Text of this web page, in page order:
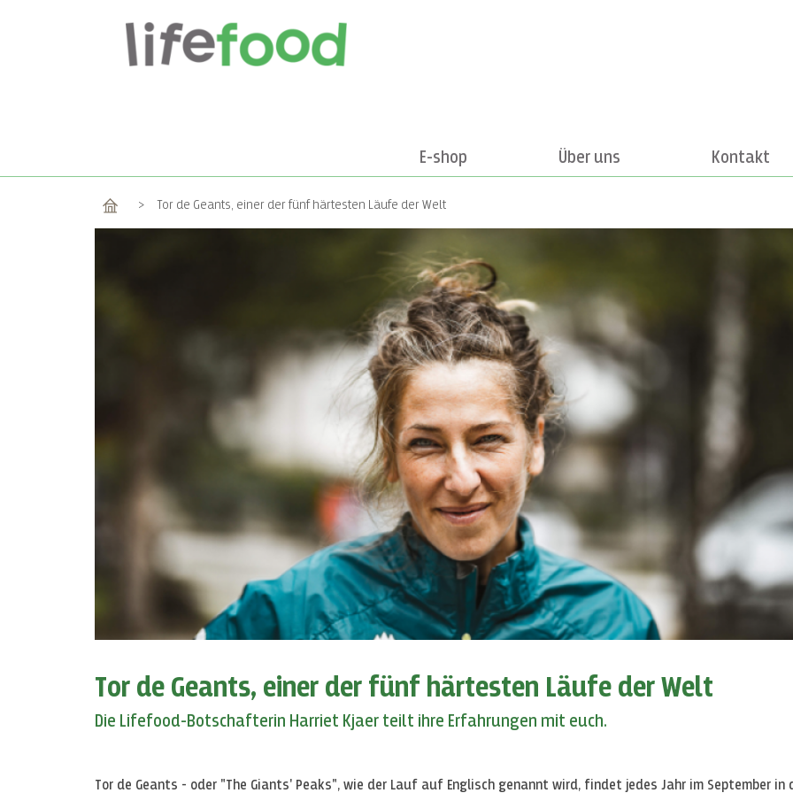
E-shop Über uns Kontakt
Home > Tor de Geants, einer der fünf härtesten Läufe der Welt
Tor de Geants, einer der fünf härtesten Läufe der Welt
Die Lifefood-Botschafterin Harriet Kjaer teilt ihre Erfahrungen mit euch.
Tor de Geants - oder "The Giants' Peaks", wie der Lauf auf Englisch genannt wird, findet jedes Jahr im September in